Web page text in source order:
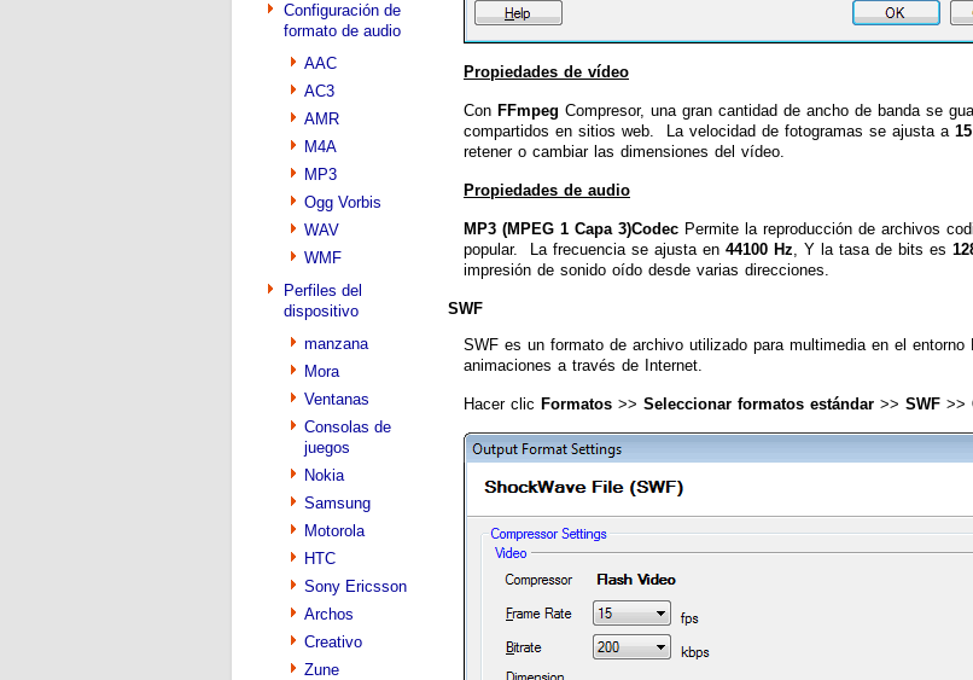
Configuración de
formato de audio
AAC
AC3
AMR
M4A
MP3
Ogg Vorbis
WAV
WMF
Perfiles del
dispositivo
manzana
Mora
Ventanas
Consolas de
juegos
Nokia
Samsung
Motorola
HTC
Sony Ericsson
Archos
Creativo
Zune
Propiedades de vídeo
Con FFmpeg Compresor, una gran cantidad de ancho de banda se
compartidos en sitios web. La velocidad de fotogramas se ajusta a
retener o cambiar las dimensiones del vídeo.
Propiedades de audio
MP3 (MPEG 1 Capa 3)Codec Permite la reproducción de archivos
popular. La frecuencia se ajusta en 44100 Hz , Y la tasa de bits es
impresión de sonido oído desde varias direcciones.
SWF
SWF es un formato de archivo utilizado para multimedia en el
animaciones a través de Internet.
Hacer clic Formatos >> Seleccionar formatos estándar >> SWF >>